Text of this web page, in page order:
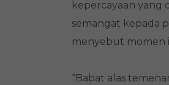
kepercayaan yang
semangat kepada
menyebut momen
“Babat alas